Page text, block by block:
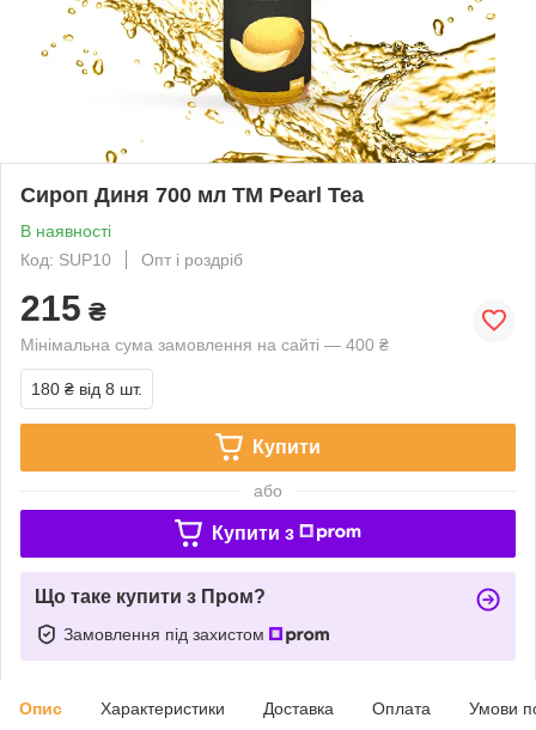
Сироп Диня 700 мл ТМ Pearl Tea
В наявності
Код: SUP10
Опт і роздріб
215 ₴
Мінімальна сума замовлення на сайті — 400 ₴
180 ₴ від 8 шт.
Купити
або
Купити з
Що таке купити з Пром?
Замовлення під захистом
Опис Характеристики Доставка Оплата Умови